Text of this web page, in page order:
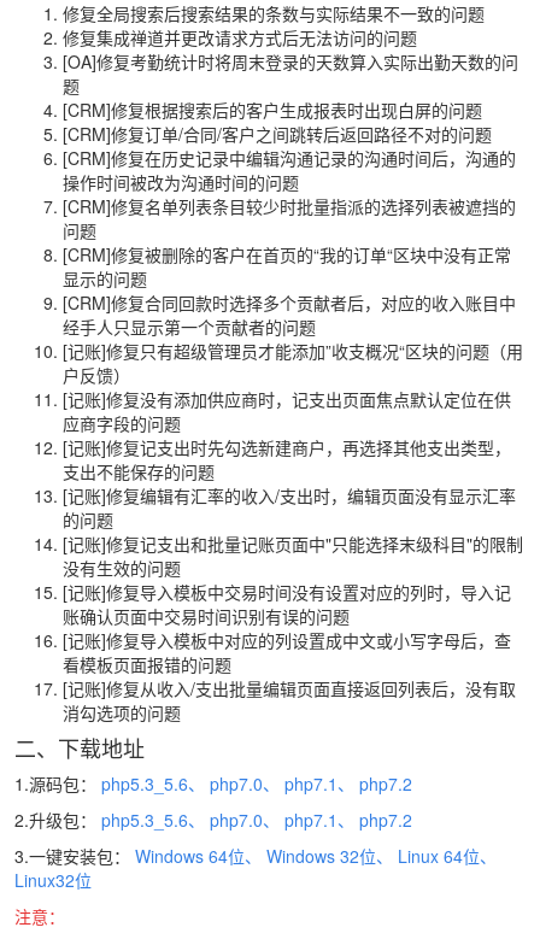
修复全局搜索后搜索结果的条数与实际结果不一致的问题
修复集成禅道并更改请求方式后无法访问的问题
[OA]修复考勤统计时将周末登录的天数算入实际出勤天数的问
题
[CRM]修复根据搜索后的客户生成报表时出现白屏的问题
[CRM]修复订单/合同/客户之间跳转后返回路径不对的问题
[CRM]修复在历史记录中编辑沟通记录的沟通时间后，沟通的
操作时间被改为沟通时间的问题
[CRM]修复名单列表条目较少时批量指派的选择列表被遮挡的
问题
[CRM]修复被删除的客户在首页的“我的订单“区块中没有正常
显示的问题
[CRM]修复合同回款时选择多个贡献者后，对应的收入账目中
经手人只显示第一个贡献者的问题
[记账]修复只有超级管理员才能添加”收支概况“区块的问题（用
户反馈）
[记账]修复没有添加供应商时，记支出页面焦点默认定位在供
应商字段的问题
[记账]修复记支出时先勾选新建商户，再选择其他支出类型，
支出不能保存的问题
[记账]修复编辑有汇率的收入/支出时，编辑页面没有显示汇率
的问题
[记账]修复记支出和批量记账页面中"只能选择末级科目"的限制
没有生效的问题
[记账]修复导入模板中交易时间没有设置对应的列时，导入记
账确认页面中交易时间识别有误的问题
[记账]修复导入模板中对应的列设置成中文或小写字母后，查
看模板页面报错的问题
[记账]修复从收入/支出批量编辑页面直接返回列表后，没有取
消勾选项的问题
二、下载地址
1.源码包： php5.3_5.6、 php7.0、 php7.1、
php7.2
2.升级包： php5.3_5.6、 php7.0、 php7.1、
php7.2
3.一键安装包： Windows 64位、 Windows 32位、
Linux 64位、
Linux32位
注意：